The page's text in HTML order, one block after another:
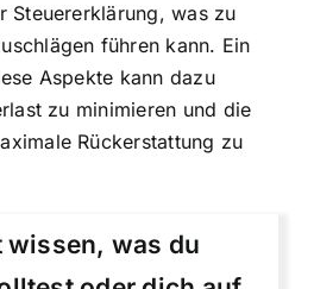
Steuererklärung, was zu
führen kann. Ein
Aspekte kann dazu
zu minimieren und die
Rückerstattung zu
wissen, was du